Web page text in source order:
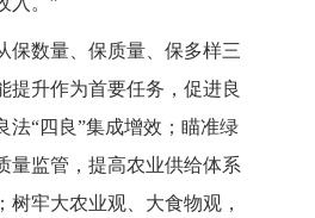
保数量、保质量、保多样三
提升作为首要任务，促进良
法“四良”集成增效；瞄准绿
量监管，提高农业供给体系
树牢大农业观、大食物观，